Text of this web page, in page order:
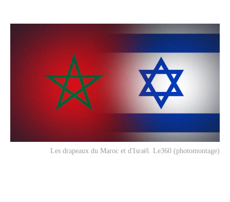
Les drapeaux du Maroc et d'Israël. Le360 (photomontage)